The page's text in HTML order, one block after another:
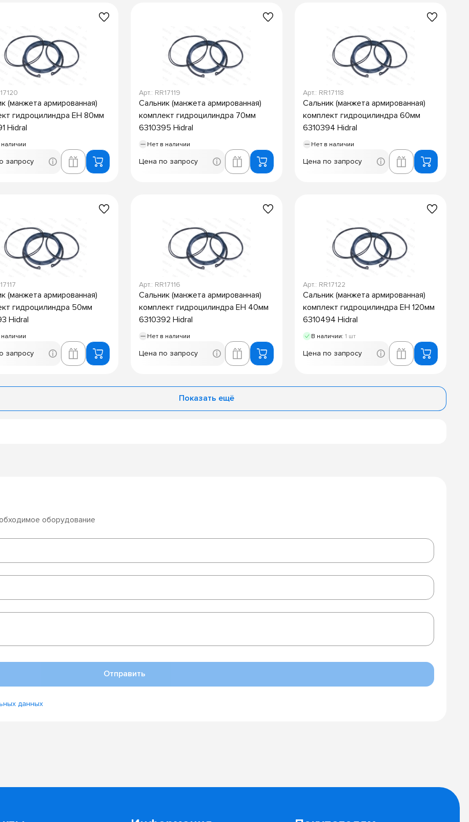
(манжета армированная)
гидроцилиндра EH 80мм
Hidral
запросу
Арт.: RR17119
Сальник (манжета армированная)
комплект гидроцилиндра 70мм
6310395 Hidral
Нет в наличии
Цена по запросу
Арт.: RR17118
Сальник (манжета армированная)
комплект гидроцилиндра 60мм
6310394 Hidral
Нет в наличии
Цена по запросу
(манжета армированная)
гидроцилиндра 50мм
Hidral
запросу
Арт.: RR17116
Сальник (манжета армированная)
комплект гидроцилиндра EH 40мм
6310392 Hidral
Нет в наличии
Цена по запросу
Арт.: RR17122
Сальник (манжета армированная)
комплект гидроцилиндра EH 120мм
6310494 Hidral
В наличии: 1 шт
Цена по запросу
Показать ещё
оборудование
Отправить
данных